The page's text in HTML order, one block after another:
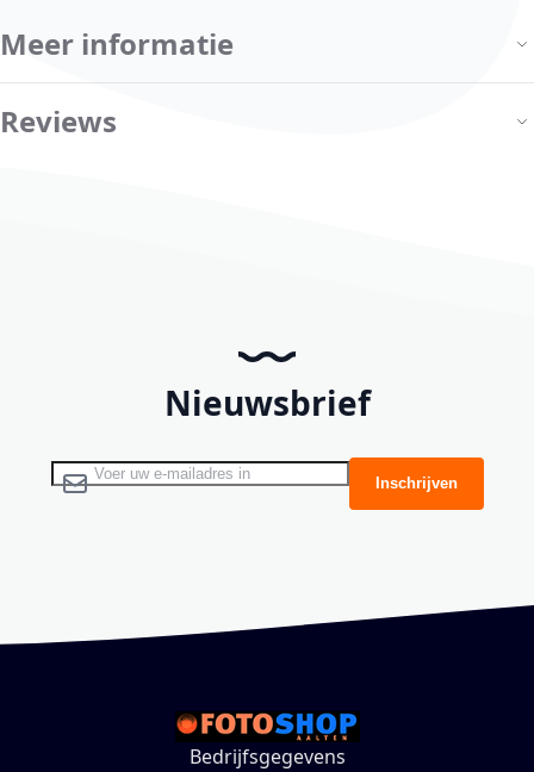
Meer informatie
Reviews
Nieuwsbrief
Abonneer u op onze nieuwsbrief Inschrijven
Bedrijfsgegevens